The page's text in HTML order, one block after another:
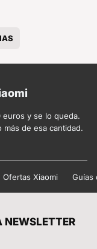
euros y se lo queda.
más de esa cantidad.
Ofertas Xiaomi Guías